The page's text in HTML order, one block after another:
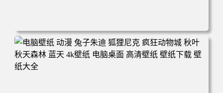
电脑壁纸 动漫 紫灵 冰清玉洁《凡人修仙传》4k壁纸 3840x2
160 电脑桌面 高清壁纸 壁纸下载 壁纸大全